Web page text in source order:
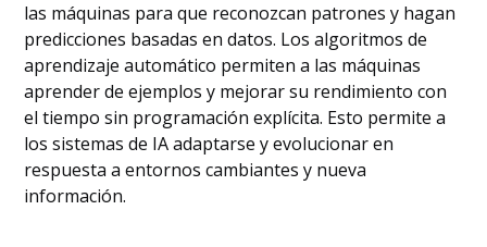
las máquinas para que reconozcan patrones y hagan
predicciones basadas en datos. Los algoritmos de
aprendizaje automático permiten a las máquinas
aprender de ejemplos y mejorar su rendimiento con
el tiempo sin programación explícita. Esto permite a
los sistemas de IA adaptarse y evolucionar en
respuesta a entornos cambiantes y nueva
información.